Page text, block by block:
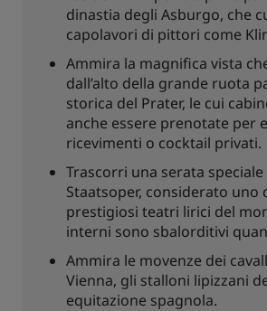
dinastia degli Asburgo, che
capolavori di pittori come
Ammira la magnifica vista
dall’alto della grande ruota
storica del Prater, le cui
anche essere prenotate per
ricevimenti o cocktail privati.
Trascorri una serata speciale
Staatsoper, considerato uno
prestigiosi teatri lirici del
interni sono sbalorditivi
Ammira le movenze dei
Vienna, gli stalloni lipizzani
equitazione spagnola.